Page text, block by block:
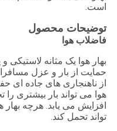
است.
توضیحات محصول
فاضلاب هوا
بهار هوا یک مثانه
حمایت از بار و عزل
از ناهنجاری های جاده ای
هوا می تواند بار بیشتری
افزایش می یابد. هرچه بهار
تواند تحمل کند.